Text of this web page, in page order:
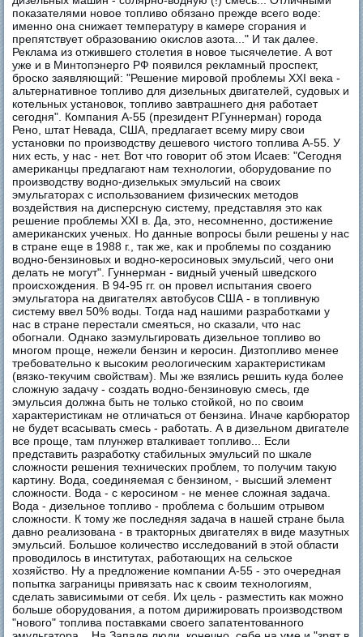
показателями новое топливо обязано прежде всего воде:
именно она снижает температуру в камере сгорания и
препятствует образованию окислов азота..." И так далее.
Реклама из отжившего столетия в новое тысячелетие. А вот
уже и в Минтопэнерго РФ появился рекламный проспект,
броско заявляющий: "Решение мировой проблемы XXI века -
альтернативное топливо для дизельных двигателей, судовых и
котельных установок, топливо завтрашнего дня работает
сегодня". Компания А-55 (президент Р.Гуннерман) города
Рено, штат Невада, США, предлагает всему миру свои
установки по производству дешевого чистого топлива А-55. У
них есть, у нас - нет. Вот что говорит об этом Исаев: "Сегодня
американцы предлагают нам технологии, оборудование по
производству водно-дизелькых эмульсий на своих
эмульгаторах с использованием физических методов
воздействия на дисперсную систему, представляя это как
решение проблемы XXI в. Да, это, несомненно, достижение
американских ученых. Но данные вопросы были решены у нас
в стране еще в 1988 г., так же, как и проблемы по созданию
водно-бензиновых и водно-керосиновых эмульсий, чего они
делать не могут". Гуннерман - видный ученый шведского
происхождения. В 94-95 гг. он провел испытания своего
эмульгатора на двигателях автобусов США - в топливную
систему ввел 50% воды. Тогда над нашими разработками у
нас в стране перестали смеяться, но сказали, что нас
обогнали. Однако заэмульгировать дизельное топливо во
многом проще, нежели бензин и керосин. Дизтопливо менее
требовательно к высоким реологическим характеристикам
(вязко-текучим свойствам). Мы же взялись решить куда более
сложную задачу - создать водно-бензиновую смесь, где
эмульсия должна быть не только стойкой, но по своим
характеристикам не отличаться от бензина. Иначе карбюратор
не будет всасывать смесь - работать. А в дизельном двигателе
все проще, там плунжер вталкивает топливо... Если
представить разработку стабильных эмульсий по шкале
сложности решения технических проблем, то получим такую
картину. Вода, соединяемая с бензином, - высший элемент
сложности. Вода - с керосином - не менее сложная задача.
Вода - дизельное топливо - проблема с большим отрывом
сложности. К тому же последняя задача в нашей стране была
давно реализована - в тракторных двигателях в виде мазутных
эмульсий. Большое количество исследований в этой области
проводилось в институтах, работающих на сельское
хозяйство. Ну а предложение компании А-55 - это очередная
попытка заграницы привязать нас к своим технологиям,
сделать зависимыми от себя. Их цель - разместить как можно
больше оборудования, а потом дирижировать производством
"нового" топлива поставками своего запатентованного